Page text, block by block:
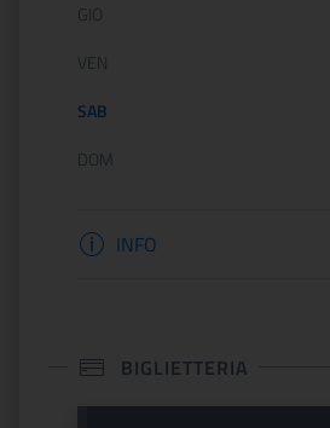
GIO
VEN
SAB
DOM
Informazioni apertura
INFO
BIGLIETTERIA